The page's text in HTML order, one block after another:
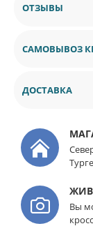
ОТЗЫВЫ
САМОВЫВОЗ
ДОСТАВКА
Вы